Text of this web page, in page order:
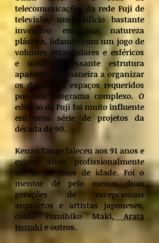
telecomunicações da rede Fuji de
televisão, um edifício bastante
inventivo em sua natureza
plástica, lidando com um jogo de
volumes retangulares e esféricos
e uma interessante estrutura
aparente, de maneira a organizar
os diferentes espaços requeridos
por um programa complexo. O
edifício da Fuji foi muito influente
em uma série de projetos da
década de 90.
Kenzo Tange faleceu aos 91 anos e
esteve ativo profissionalmente
até os 88 anos de idade. Foi o
mentor de pelo menos duas
gerações de excepcionais
arquitetos e artistas japoneses,
como Fumihiko Maki,Arata
Isozakie outros.